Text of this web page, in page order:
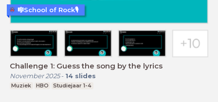
Challenge 1: Guess the song by the lyrics
November 2025- 14 slides
Muziek HBO Studiejaar 1-4
🎼School of Rock🎙️